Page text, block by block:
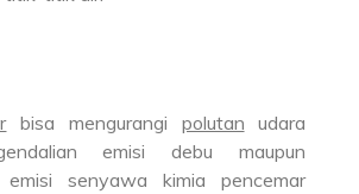
bisa mengurangi polutan udara
emisi debu maupun
emisi senyawa kimia pencemar